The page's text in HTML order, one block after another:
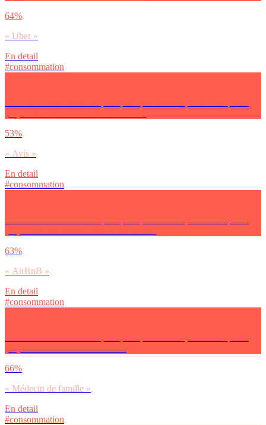
64%
« Uber »
En detail
#consommation
53%
« Avis »
En detail
#consommation
63%
« AirBnB »
En detail
#consommation
66%
« Médecin de famille »
En detail
#consommation